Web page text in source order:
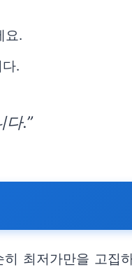
요.
.
.”
최저가만을 고집